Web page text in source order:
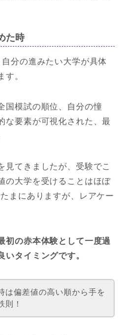
た時
分の進みたい大学が具体
す。
国模試の順位、自分の憧
要素が可視化された、最
見てきましたが、受験でこ
の大学を受けることはほぼ
まにありますが、レアケー
初の赤本体験として一度過
いタイミングです。
は偏差値の高い順から手を
則！